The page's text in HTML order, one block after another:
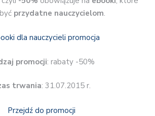
przydatne nauczycielom.
promocji: rabaty -50%
trwania: 31.07.2015 r.
Przejdź do promocji